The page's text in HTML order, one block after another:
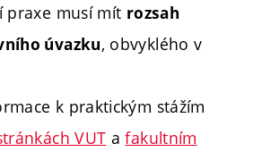
praxe musí mít rozsah
úvazku, obvyklého v
k praktickým stážím
VUT afakultním